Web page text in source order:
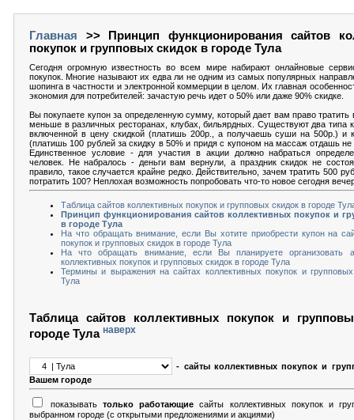
Главная >> Принцип функционирования сайтов
покупок и групповых скидок в городе Тула
Сегодня огромную известность во всем мире набирают онлайновые
покупок. Многие называют их едва ли не одним из самых популярных
шопинга в частности и электронной коммерции в целом. Их главная
экономия для потребителей: зачастую речь идет о 50% или даже 90% скидке.
Вы покупаете купон за определенную сумму, который дает вам право тратить
меньше в различных ресторанах, клубах, бильярдных. Существуют два типа
включенной в цену скидкой (платишь 200р., а получаешь суши на 500р.) и
(платишь 100 рублей за скидку в 50% и придя с купоном на массаж отдашь не
Единственное условие - для участия в акции должно набраться
человек. Не набралось - деньги вам вернули, а праздник скидок не
правило, такое случается крайне редко. Действительно, зачем тратить 500
потратить 100? Неплохая возможность попробовать что-то новое сегодня
Таблица сайтов коллективных покупок и групповых скидок в городе
Принцип функционирования сайтов коллективных покупок и
в городе Тула
На что обращать внимание, если Вы хотите приобрести купон на
покупок и групповых скидок в городе Тула
На что обращать внимание, если Вы планируете организовать
коллективных покупок и групповых скидок в городе Тула
Термины и выражения на сайтах коллективных покупок и
Тула
Таблица сайтов коллективных покупок и
городе Тула наверх
- сайты коллективных покупок и
Вашем городе
показыватьтолько работающие сайты коллективных покупок и
выбранном городе (с открытыми предложениями и акциями)